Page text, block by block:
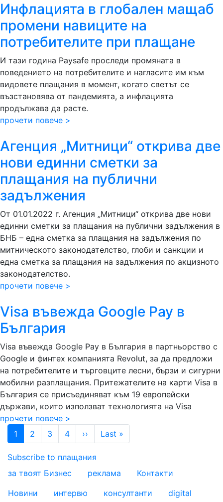
Инфлацията в глобален мащаб
промени навиците на
потребителите при плащане
И тази година Paysafe проследи промяната в
поведението на потребителите и нагласите им към
видовете плащания в момент, когато светът се
възстановява от пандемията, а инфлацията
продължава да расте.
прочети повече >
Агенция „Митници“ открива две
нови единни сметки за
плащания на публични
задължения
От 01.01.2022 г. Агенция „Митници“ открива две нови
единни сметки за плащания на публични задължения в
БНБ – една сметка за плащания на задължения по
митническото законодателство, глоби и санкции и
една сметка за плащания на задължения по акцизното
законодателство.
прочети повече >
Visa въвежда Google Pay в
България
Visa въвежда Google Pay в България в партньорство с
Google и финтех компанията Revolut, за да предложи
на потребителите и търговците лесни, бързи и сигурни
мобилни разплащания. Притежателите на карти Visa в
България се присъединяват към 19 европейски
държави, които използват технологията на Visa
прочети повече >
Pagination
1 2 3 4 ›› Next page
Last »
Subscribe to плащания
за твоят Бизнес
реклама Контакти
footer_statii
Новини интервю консултанти digital